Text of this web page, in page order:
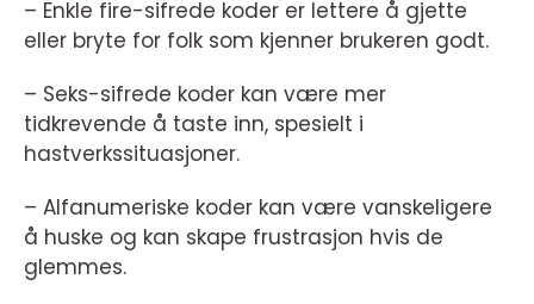
– Enkle fire-sifrede koder er lettere å gjette
eller bryte for folk som kjenner brukeren godt.
– Seks-sifrede koder kan være mer
tidkrevende å taste inn, spesielt i
hastverkssituasjoner.
– Alfanumeriske koder kan være vanskeligere
å huske og kan skape frustrasjon hvis de
glemmes.